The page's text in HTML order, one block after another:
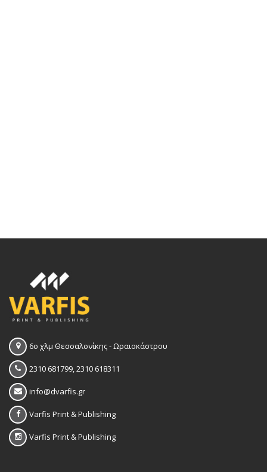
6ο χλμ Θεσσαλονίκης - Ωραιοκάστρου
2310 681799, 2310 618311
info@dvarfis.gr
Varfis Print & Publishing
Varfis Print & Publishing